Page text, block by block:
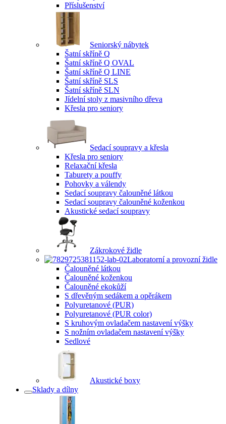
Příslušenství
Seniorský nábytek
Šatní skříně Q
Šatní skříně Q OVAL
Šatní skříně Q LINE
Šatní skříně SLS
Šatní skříně SLN
Jídelní stoly z masivního dřeva
Křesla pro seniory
Sedací soupravy a křesla
Křesla pro seniory
Relaxační křesla
Taburety a pouffy
Pohovky a válendy
Sedací soupravy čalouněné látkou
Sedací soupravy čalouněné koženkou
Akustické sedací soupravy
Zákrokové židle
Laboratorní a provozní židle
Čalouněné látkou
Čalouněné koženkou
Čalouněné ekokůží
S dřevěným sedákem a opěrákem
Polyuretanové (PUR)
Polyuretanové (PUR color)
S kruhovým ovladačem nastavení výšky
S nožním ovladačem nastavení výšky
Sedlové
Akustické boxy
Sklady a dílny